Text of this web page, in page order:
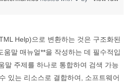
Help)으로 변환하는 것은 구조화된
움말 매뉴얼**을 작성하는 데 필수적입
말 주제를 하나로 통합하여 검색 가능
있는 리소스로 결합하여, 소프트웨어